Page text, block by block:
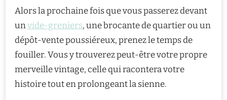
Alors la prochaine fois que vous passerez devant
unvide-greniers, une brocante de quartier ou un
dépôt-vente poussiéreux, prenez le temps de
fouiller. Vous y trouverez peut-être votre propre
merveille vintage, celle qui racontera votre
histoire tout en prolongeant la sienne.